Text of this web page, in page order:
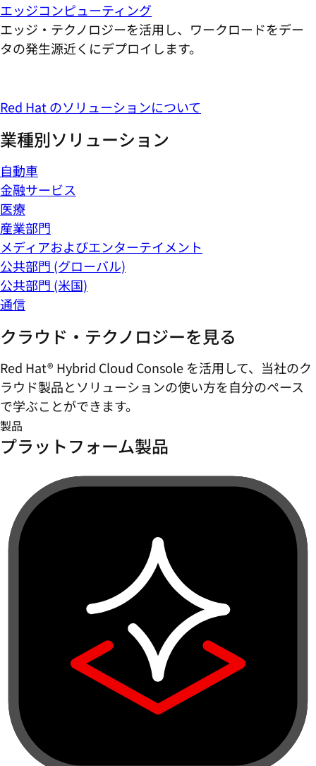
エッジコンピューティング
エッジ・テクノロジーを活用し、ワークロードをデー
タの発生源近くにデプロイします。
Red Hat のソリューションについて
業種別ソリューション
自動車
金融サービス
医療
産業部門
メディアおよびエンターテイメント
公共部門 (グローバル)
公共部門 (米国)
通信
クラウド・テクノロジーを見る
Red Hat® Hybrid Cloud Console を活用して、当社のク
ラウド製品とソリューションの使い方を自分のペース
で学ぶことができます。
製品
プラットフォーム製品